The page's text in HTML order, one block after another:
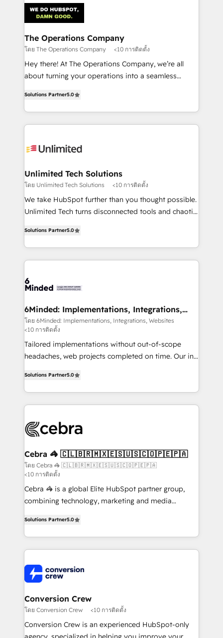
Iberia (Spain & Portugal), we combine human insight
with intelligent automation to drive sustainable
growth. Our multidisciplinary team designs solutions
that simplify complexity, boost performance, and
turn innovation into real impact. 🌍 Highlights •
HubSpot Partner since 2012 • 2022 EMEA Impact
projects • Clients in 30+ industries • Proprietary
technology for integrations • Multilingual team:
The Operations Company
โดย The Operations Company <10 การติดตั้ง
Hey there! At The Operations Company, we’re all
about turning your operations into a seamless
transforming complex systems into efficient,
scalable solutions that work across your entire
organization. We’re a unique blend of deep HubSpot
operational know-how. We know that no two
solutions. Instead, we dive in to understand your
needs, goals, and challenges to deliver solutions that
fit like a glove. We’re committed to being both
highly effective and fun to work with. We believe in
relationships. Your success is our success, and we’re
all in this together! From startup to enterprise, we’ll
what matters most: growing your business and
wowing your customers. Let’s make HubSpot work
Solutions Partner5.0
Unlimited Tech Solutions
โดย Unlimited Tech Solutions <10 การติดตั้ง
We take HubSpot further than you thought possible.
Unlimited Tech turns disconnected tools and chaotic
engine. We combine RevOps strategy with deep
technical execution to help teams scale faster—with
cleaner data, smarter automation, and more
Implementation & Migration · Native & Custom
Reporting & Analytics · GTM Architecture · Sales &
Marketing Enablement If you’re ready to elevate
HubSpot from “just your CRM” to your growth
infrastructure—let’s talk.
Solutions Partner5.0
6Minded: Implementations, Integrations,
Websites
โดย 6Minded: Implementations, Integrations, Websites
<10 การติดตั้ง
Tailored implementations without out-of-scope
headaches, web projects completed on time. Our in-
developers, designers, and marketers handles all
aspects of your HubSpot. ✨ 400+ global clients ✨
100+ seamless migrations from 15+ different CRMs
implementations, and 5,000+ pages ✨ CS: Clients
CS: 245% organic growth & +751% new visitors for a
full-funnel HubSpot project ✨ CS: 415% conversion
boost with a new HubSpot site Recognized leaders:
🏆 HubSpot Platform Migration Impact Award 🏆
Clutch HubSpot Global Leader 🏆 Finalist: HubSpot
Award for Best Website 🌟 Accreditations: CRM
Implementation, HubSpot Content Experience, CRM
Data Migration & Custom Integration
Solutions Partner5.0
Cebra 🦓 🇨🇱🇧🇷🇲🇽🇪🇸🇺🇸🇨🇴🇵🇪🇵🇦
โดย Cebra 🦓 🇨🇱🇧🇷🇲🇽🇪🇸🇺🇸🇨🇴🇵🇪🇵🇦
<10 การติดตั้ง
Cebra 🦓 is a global Elite HubSpot partner group,
combining technology, marketing and media
Europe, with teams across 7 countries. Born in Chile,
we combine local insight with international reach to
help businesses grow through technology, creativity,
500+ HubSpot implementations, building end-to-
end solutions that integrate CRM, AI automation,
inbound and loop marketing, content, and digital
creativity. Our multicultural team works in Spanish,
Portuguese, and English to design scalable strategies
that drive measurable growth. 🌎 Highlights: • 10+
Solutions Partner5.0
Conversion Crew
โดย Conversion Crew <10 การติดตั้ง
Conversion Crew is an experienced HubSpot-only